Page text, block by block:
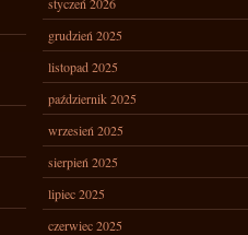
grudzień 2025
listopad 2025
październik 2025
wrzesień 2025
sierpień 2025
lipiec 2025
czerwiec 2025